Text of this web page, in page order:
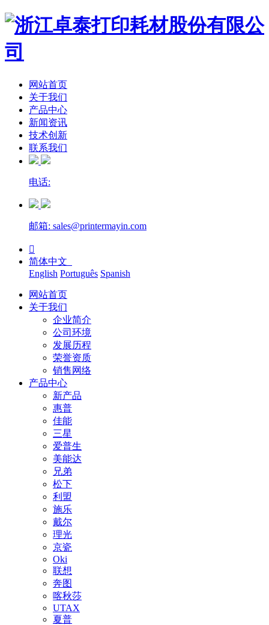
网站首页
关于我们
产品中心
新闻资讯
技术创新
联系我们
电话:
邮箱: sales@printermayin.com

简体中文
English Português Spanish
网站首页
关于我们
企业简介
公司环境
发展历程
荣誉资质
销售网络
产品中心
新产品
惠普
佳能
三星
爱普生
美能达
兄弟
松下
利盟
施乐
戴尔
理光
京瓷
Oki
联想
奔图
喀秋莎
UTAX
夏普